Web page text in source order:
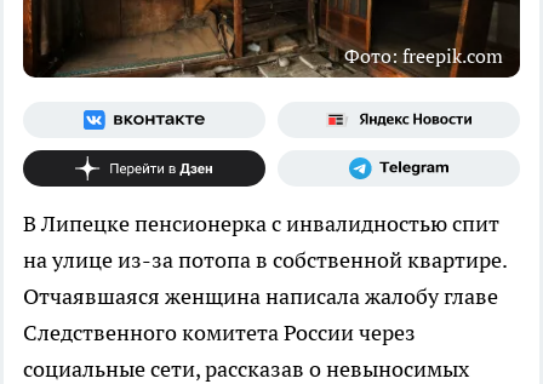
Фото: freepik.com
В Липецке пенсионерка с инвалидностью спит
на улице из-за потопа в собственной квартире.
Отчаявшаяся женщина написала жалобу главе
Следственного комитета России через
социальные сети, рассказав о невыносимых